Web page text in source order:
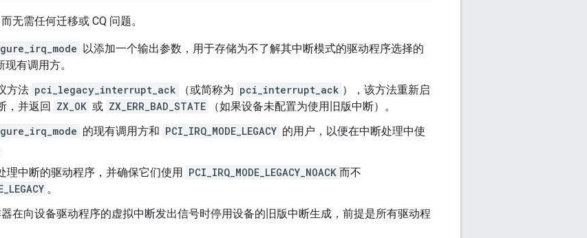
无需任何迁移或 CQ 问题。
以添加一个输出参数，用于存储为不了解其中断模式的驱动程序选择的
有调用方。
方法 pci_legacy_interrupt_ack （或简称为 pci_interrupt_ack ），该方法重新启
，并返回 ZX_OK 或 ZX_ERR_BAD_STATE
（如果设备未配置为使用旧版中断）。
的现有调用方和 PCI_IRQ_MODE_LEGACY 的用户，以便在中断处理中使
理中断的驱动程序，并确保它们使用 PCI_IRQ_MODE_LEGACY_NOACK 而不
。
器在向设备驱动程序的虚拟中断发出信号时停用设备的旧版中断生成，前提是所有驱动程